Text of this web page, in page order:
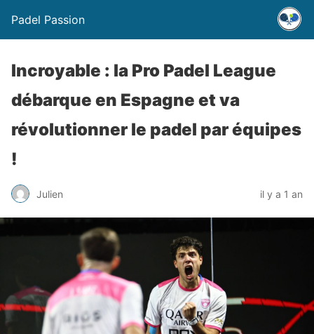
Padel Passion
Incroyable : la Pro Padel League
débarque en Espagne et va
révolutionner le padel par équipes
!
Julien il y a 1 an